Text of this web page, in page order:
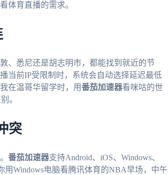
体育直播的需求。
、悉尼还是胡志明市，都能找到就近的节
当前IP受限制时，系统会自动选择延迟最低
在温哥华留学时，用番茄加速器看咪咕的世
。
突
番茄加速器支持Android、iOS、Windows、
Windows电脑看腾讯体育的NBA早场，中午